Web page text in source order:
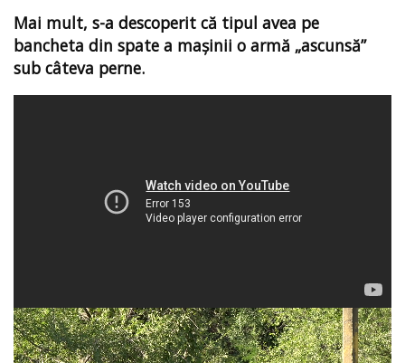
Mai mult, s-a descoperit că tipul avea pe
bancheta din spate a mașinii o armă „ascunsă”
sub câteva perne.